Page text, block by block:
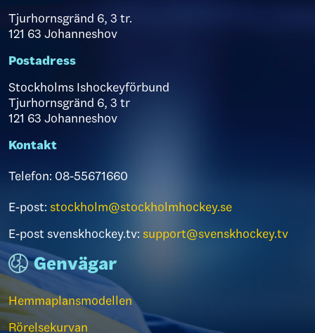
Tjurhornsgränd 6, 3 tr.
121 63 Johanneshov
Postadress
Stockholms Ishockeyförbund
Tjurhornsgränd 6, 3 tr
121 63 Johanneshov
Kontakt
Telefon: 08-55671660
E-post: stockholm@stockholmhockey.se
E-post svenskhockey.tv: support@svenskhockey.tv
Genvägar
Hemmaplansmodellen
Rörelsekurvan